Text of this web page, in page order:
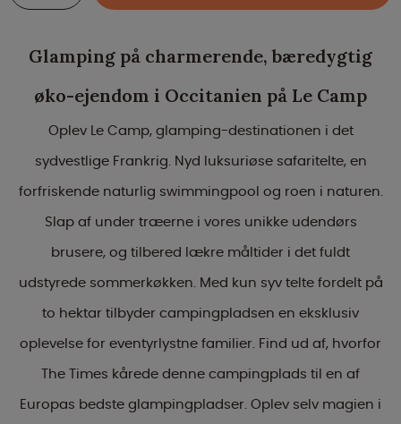
Glamping på charmerende, bæredygtig
øko-ejendom i Occitanien på Le Camp
Oplev Le Camp, glamping-destinationen i det
sydvestlige Frankrig. Nyd luksuriøse safaritelte, en
forfriskende naturlig swimmingpool og roen i naturen.
Slap af under træerne i vores unikke udendørs
brusere, og tilbered lækre måltider i det fuldt
udstyrede sommerkøkken. Med kun syv telte fordelt på
to hektar tilbyder campingpladsen en eksklusiv
oplevelse for eventyrlystne familier. Find ud af, hvorfor
The Times kårede denne campingplads til en af
Europas bedste glampingpladser. Oplev selv magien i